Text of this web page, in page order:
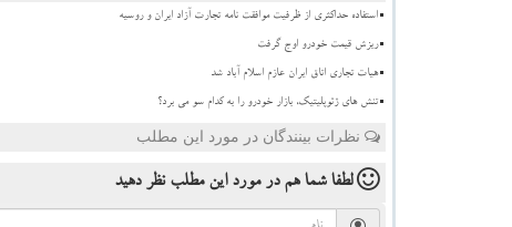
استفاده حداکثری از ظرفیت موافقت نامه تجارت آزاد ایران و روسیه
ریزش قیمت خودرو اوج گرفت
هیات تجاری اتاق ایران عازم اسلام آباد شد
تنش های ژئوپلیتیک، بازار خودرو را به کدام سو می برد؟
نظرات بینندگان در مورد این مطلب
لطفا شما همدر مورد این مطلب نظر دهید